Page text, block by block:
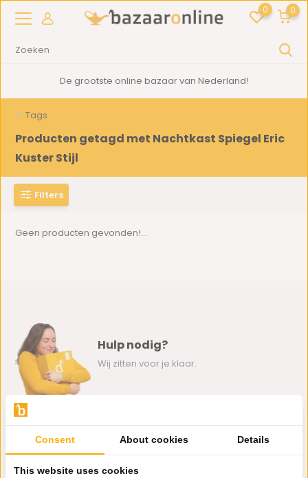
0 0
De grootste online bazaar van Nederland!
Tags
Producten getagd met Nachtkast Spiegel Eric
Kuster Stijl
Filters
Geen producten gevonden!...
Hulp nodig?
Wij zitten voor je klaar.
0162-231130
klantenservice@bazaaronline.nl
Consent About cookies Details
This website uses cookies